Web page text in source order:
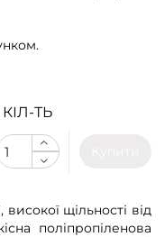
КІЛ-ТЬ
щільності від
поліпропіленова